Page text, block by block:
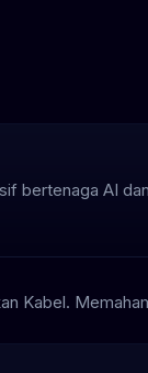
bertenaga AI
Kabel.